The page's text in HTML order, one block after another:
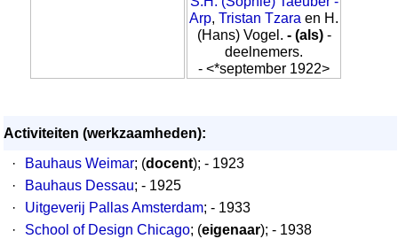
Arp, Tristan Tzara en H.
(Hans) Vogel. - (als) -
deelnemers.
- <*september 1922>
Activiteiten (werkzaamheden):
·
Bauhaus Weimar; (docent); - 1923
·
Bauhaus Dessau; - 1925
·
Uitgeverij Pallas Amsterdam; - 1933
·
School of Design Chicago; (eigenaar); - 1938